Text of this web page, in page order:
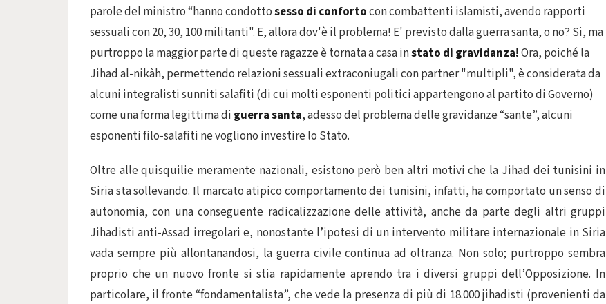
parole del ministro “hanno condottosesso di confortocon combattenti islamisti, avendo rapporti
sessuali con 20, 30, 100 militanti". E, allora dov'è il problema! E' previsto dalla guerra santa, o no? Si, ma
purtroppo la maggior parte di queste ragazze è tornata a casa instato di gravidanza!Ora, poiché la
Jihad al-nikàh, permettendo relazioni sessuali extraconiugali con partner "multipli", è considerata da
alcuni integralisti sunniti salafiti (di cui molti esponenti politici appartengono al partito di Governo)
come una forma legittima di guerra santa, adesso del problema delle gravidanze “sante”, alcuni
esponenti filo-salafiti ne vogliono investire lo Stato.
Oltre alle quisquilie meramente nazionali, esistono però ben altri motivi che la Jihad dei tunisini in
Siria sta sollevando. Il marcato atipico comportamento dei tunisini, infatti, ha comportato un senso di
autonomia, con una conseguente radicalizzazione delle attività, anche da parte degli altri gruppi
Jihadisti anti-Assad irregolari e, nonostante l’ipotesi di un intervento militare internazionale in Siria
vada sempre più allontanandosi, la guerra civile continua ad oltranza. Non solo; purtroppo sembra
proprio che un nuovo fronte si stia rapidamente aprendo tra i diversi gruppi dell’Opposizione. In
particolare, il fronte “fondamentalista”, che vede la presenza di più di 18.000 jihadisti (provenienti da